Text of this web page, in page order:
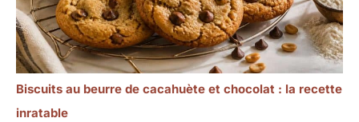
Biscuits au beurre de cacahuète et chocolat : la recette
inratable